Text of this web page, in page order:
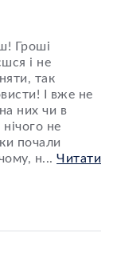
Гроші
і не
так
І вже не
них чи в
не
почали
н... Читати